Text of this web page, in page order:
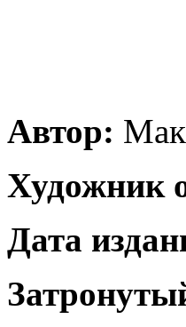
Автор:
Художник
Дата